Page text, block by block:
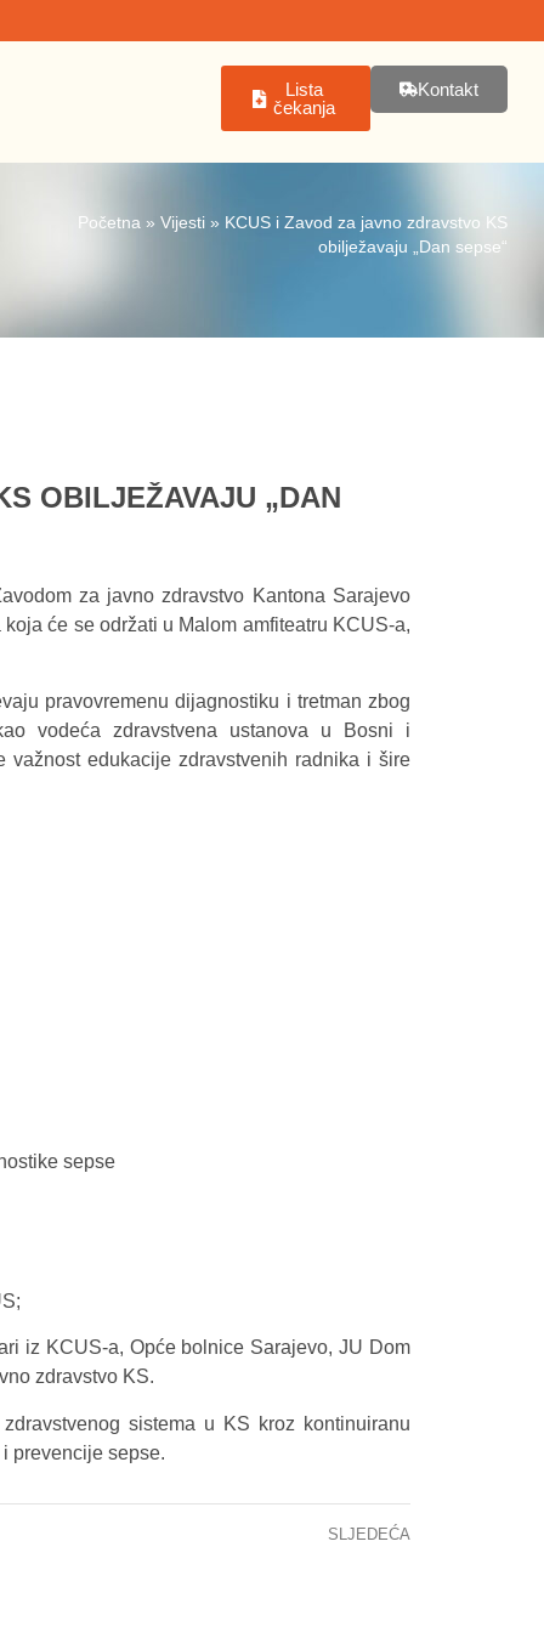
Lista
čekanja
Kontakt
Početna » Vijesti » KCUS i Zavod za javno zdravstvo KS
obilježavaju „Dan sepse“
OBILJEŽAVAJU „DAN
za javno zdravstvo Kantona Sarajevo
će se održati u Malom amfiteatru KCUS-a,
pravovremenu dijagnostiku i tretman zbog
vodeća zdravstvena ustanova u Bosni i
edukacije zdravstvenih radnika i šire
sepse
iz KCUS-a, Opće bolnice Sarajevo, JU Dom
zdravstvo KS.
sistema u KS kroz kontinuiranu
prevencije sepse.
SLJEDEĆA